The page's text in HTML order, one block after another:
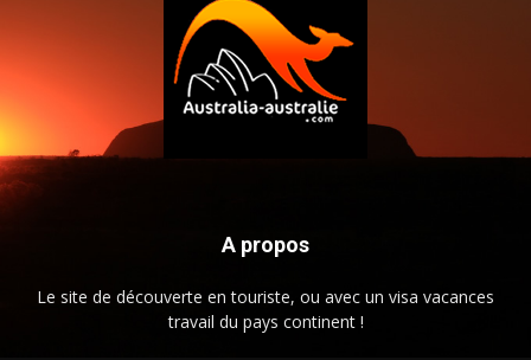
A propos
Le site de découverte en touriste, ou avec un visa vacances
travail du pays continent !